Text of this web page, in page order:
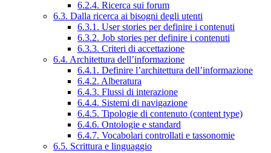
6.2.4. Ricerca sui forum
6.3. Dalla ricerca ai bisogni degli utenti
6.3.1. User stories per definire i contenuti
6.3.2. Job stories per definire i contenuti
6.3.3. Criteri di accettazione
6.4. Architettura dell’informazione
6.4.1. Definire l’architettura dell’informazione
6.4.2. Alberatura
6.4.3. Flussi di interazione
6.4.4. Sistemi di navigazione
6.4.5. Tipologie di contenuto (content type)
6.4.6. Ontologie e standard
6.4.7. Vocabolari controllati e tassonomie
6.5. Scrittura e linguaggio